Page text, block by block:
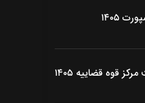
۱۴۰۵
قوه قضاییه ۱۴۰۵